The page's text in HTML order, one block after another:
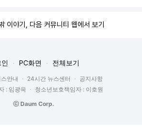
이야기, 다음 커뮤니티 웹에서 보기
PC화면 전체보기
안내 24시간 뉴스센터
공지사항
: 임광욱
청소년보호책임자 : 이호원
ⓒ Daum Corp.